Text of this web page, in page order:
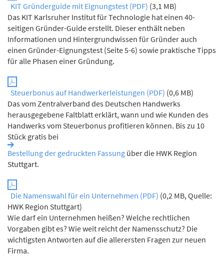
KIT Gründerguide mit Eignungstest (PDF) (3,1 MB)
Das KIT Karlsruher Institut für Technologie hat einen 40-
seitigen Gründer-Guide erstellt. Dieser enthält neben
Informationen und Hintergrundwissen für Gründer auch
einen Gründer-Eignungstest (Seite 5-6) sowie praktische Tipps
für alle Phasen einer Gründung.
Steuerbonus auf Handwerkerleistungen (PDF) (0,6 MB)
Das vom Zentralverband des Deutschen Handwerks
herausgegebene Faltblatt erklärt, wann und wie Kunden des
Handwerks vom Steuerbonus profitieren können. Bis zu 10
Stück gratis bei
Bestellung der gedruckten Fassung über die HWK Region
Stuttgart.
Die Namenswahl für ein Unternehmen (PDF) (0,2 MB, Quelle:
HWK Region Stuttgart)
Wie darf ein Unternehmen heißen? Welche rechtlichen
Vorgaben gibt es? Wie weit reicht der Namensschutz? Die
wichtigsten Antworten auf die allerersten Fragen zur neuen
Firma.